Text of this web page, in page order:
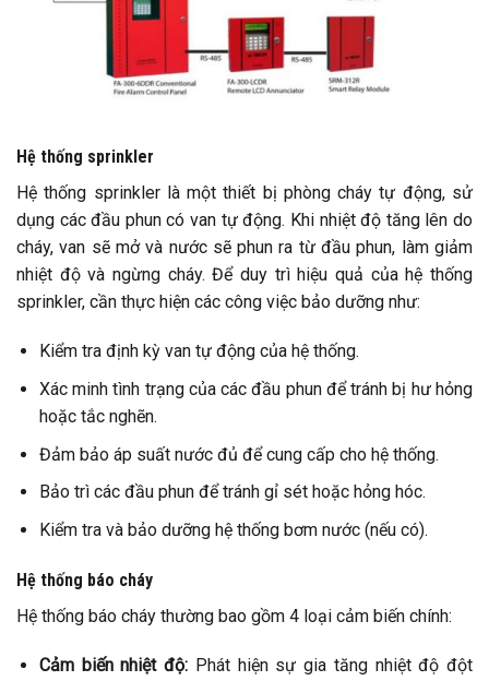
Hệ thống sprinkler
Hệ thống sprinkler là một thiết bị phòng cháy tự động, sử
dụng các đầu phun có van tự động. Khi nhiệt độ tăng lên do
cháy, van sẽ mở và nước sẽ phun ra từ đầu phun, làm giảm
nhiệt độ và ngừng cháy. Để duy trì hiệu quả của hệ thống
sprinkler, cần thực hiện các công việc bảo dưỡng như:
Kiểm tra định kỳ van tự động của hệ thống.
Xác minh tình trạng của các đầu phun để tránh bị hư hỏng
hoặc tắc nghẽn.
Đảm bảo áp suất nước đủ để cung cấp cho hệ thống.
Bảo trì các đầu phun để tránh gỉ sét hoặc hỏng hóc.
Kiểm tra và bảo dưỡng hệ thống bơm nước (nếu có).
Hệ thống báo cháy
Hệ thống báo cháy thường bao gồm 4 loại cảm biến chính:
Cảm biến nhiệt độ: Phát hiện sự gia tăng nhiệt độ đột